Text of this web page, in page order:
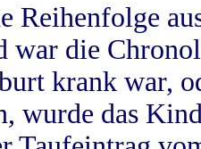
Reihenfolge
war die
krank war,
wurde das